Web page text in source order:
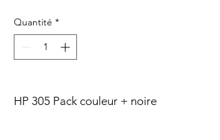
Quantité *
HP 305 Pack couleur + noire